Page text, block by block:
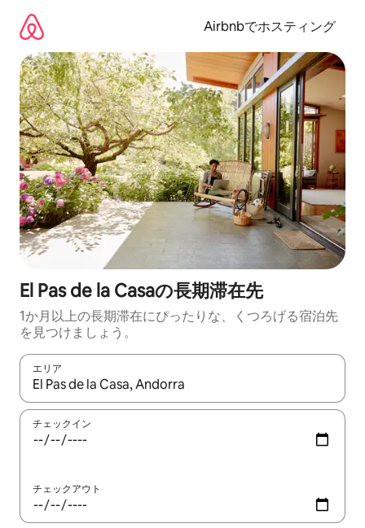
Airbnbでホスティング
El Pas de la Casaの長期滞在先
1か月以上の長期滞在にぴったりな、くつろげる宿泊先
を見つけましょう。
エリア
検索結果が表示されたら、上下の矢印キーを使って移動するか
チェックイン
チェックアウト